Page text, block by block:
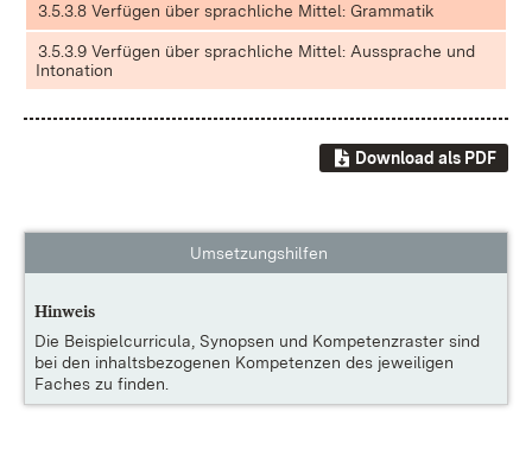
3.5.3.8 Verfügen über sprachliche Mittel: Grammatik
3.5.3.9 Verfügen über sprachliche Mittel: Aussprache und
Intonation
Download als PDF
Umsetzungshilfen
Hinweis
Die Beispielcurricula, Synopsen und Kompetenzraster sind
bei den inhaltsbezogenen Kompetenzen des jeweiligen
Faches zu finden.